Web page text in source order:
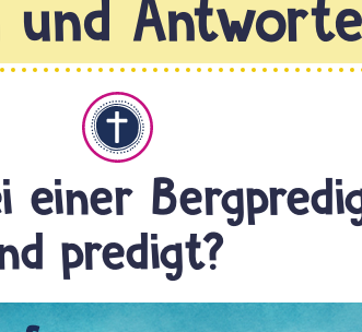
einer
predigt?